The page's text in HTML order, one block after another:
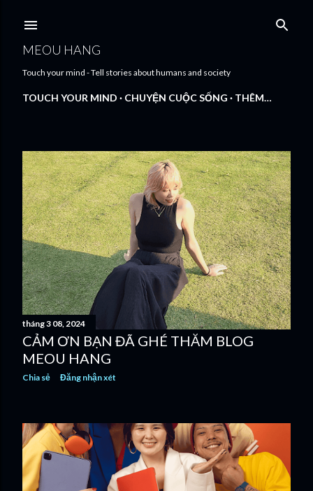
MEOU HANG
Touch your mind - Tell stories about humans and society
TOUCH YOUR MIND CHUYỆN CUỘC SỐNG THÊM…
B
à
i
đ
ă
n
g
tháng 3 08, 2024
CẢM ƠN BẠN ĐÃ GHÉ THĂM BLOG
MEOU HANG
Chia sẻ Đăng nhận xét